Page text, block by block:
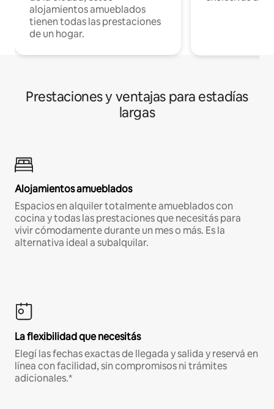
alojamientos amueblados
tienen todas las prestaciones
de un hogar.
Prestaciones y ventajas para estadías
largas
Alojamientos amueblados
Espacios en alquiler totalmente amueblados con
cocina y todas las prestaciones que necesitás para
vivir cómodamente durante un mes o más. Es la
alternativa ideal a subalquilar.
La flexibilidad que necesitás
Elegí las fechas exactas de llegada y salida y reservá en
línea con facilidad, sin compromisos ni trámites
adicionales.*